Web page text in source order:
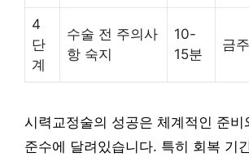
4
단
계
수술 전 주의사
항 숙지
10-
15분
금
시력교정술의 성공은 체계적인 준비
준수에 달려있습니다. 특히 회복 기